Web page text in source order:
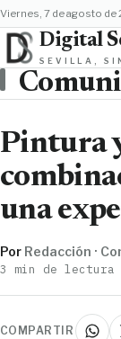
viernes, 7 de agosto de
Digital
SEVILLA,
Pintura
una
Por Redacción ·
3 min de lectura
COMPARTIR